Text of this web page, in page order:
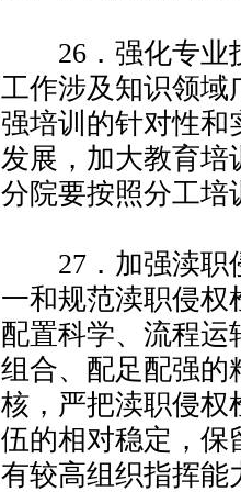
26．强化专业技
工作涉及知识领域
强培训的针对性和
发展，加大教育培
分院要按照分工培
27．加强渎职侵
一和规范渎职侵权
配置科学、流程运
组合、配足配强的
核，严把渎职侵权
伍的相对稳定，保
有较高组织指挥能